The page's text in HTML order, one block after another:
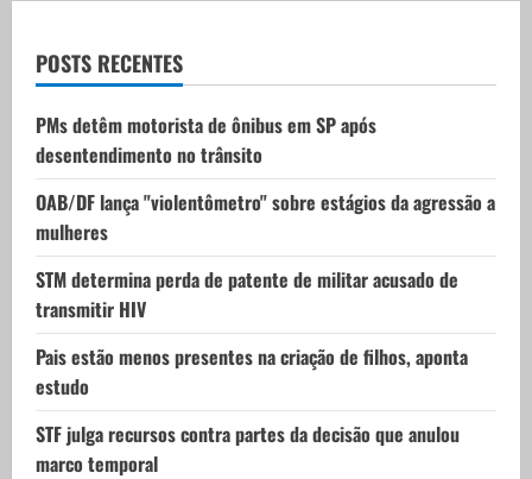
t
i
o
n
POSTS RECENTES
PMs detêm motorista de ônibus em SP após
desentendimento no trânsito
OAB/DF lança "violentômetro" sobre estágios da agressão a
mulheres
STM determina perda de patente de militar acusado de
transmitir HIV
Pais estão menos presentes na criação de filhos, aponta
estudo
STF julga recursos contra partes da decisão que anulou
marco temporal